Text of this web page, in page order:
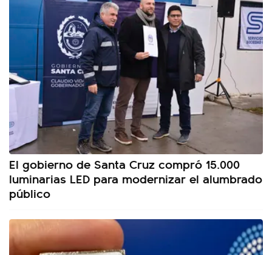
El gobierno de Santa Cruz compró 15.000
luminarias LED para modernizar el alumbrado
público